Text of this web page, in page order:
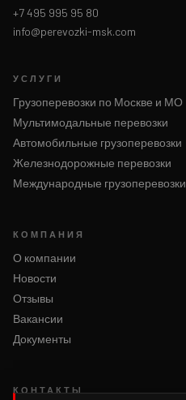
+7 495 995 95 80
info@perevozki-msk.com
УСЛУГИ
Грузоперевозки по Москве и МО
Мультимодальные перевозки
Автомобильные грузоперевозки
Железнодорожные перевозки
Международные грузоперевозки
КОМПАНИЯ
О компании
Новости
Отзывы
Вакансии
Документы
КОНТАКТЫ